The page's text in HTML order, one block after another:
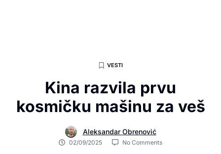
VESTI
Kina razvila prvu
kosmičku mašinu za veš
Aleksandar Obrenović
02/09/2025 No Comments